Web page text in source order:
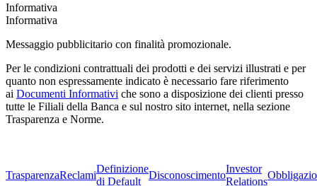
Informativa
Informativa
Messaggio pubblicitario con finalità promozionale.
Per le condizioni contrattuali dei prodotti e dei servizi illustrati e per
quanto non espressamente indicato è necessario fare riferimento
ai Documenti Informativi che sono a disposizione dei clienti presso
tutte le Filiali della Banca e sul nostro sito internet, nella sezione
Trasparenza e Norme.
TrasparenzaReclami
Definizione
di Default
Disconoscimento
Investor
Relations